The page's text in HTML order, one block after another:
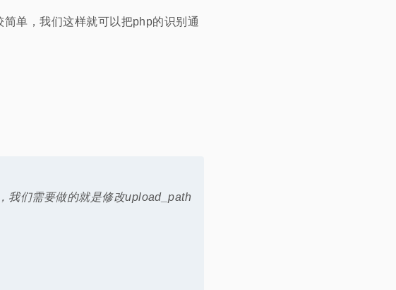
单，我们这样就可以把php的识别通
我们需要做的就是修改upload_path